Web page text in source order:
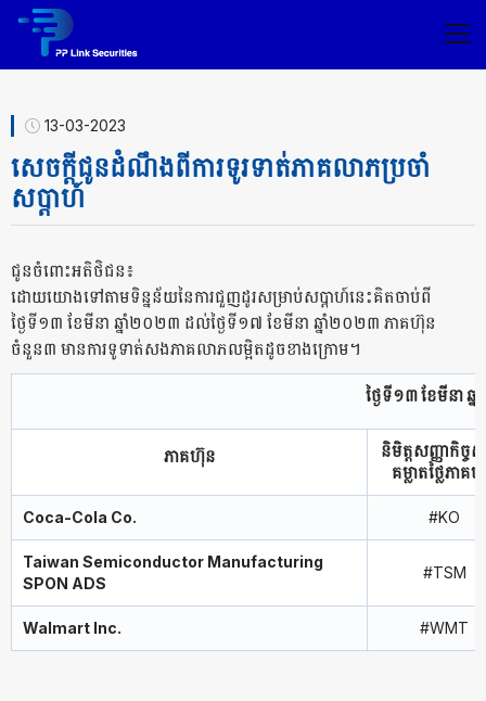
13-03-2023
សេចក្ដីជូនដំណឹងពីការទូរទាត់ភាគលាភប្រចាំ
សប្ដាហ៍
ជូនចំពោះអតិថិជន៖
​ដោយយោងទៅតាមទិន្នន័យនៃការជួញដូរសម្រាប់សប្ដាហ៍នេះគិតចាប់ពី
ថ្ងៃទី១៣ ខែមីនា​​ ឆ្នាំ២០២៣​ ដល់ថ្ងៃទី១៧ ​ខែមីនា ឆ្នាំ២០២៣ ភាគហ៊ុន
ចំនួន៣ មានការទូទាត់សងភាគលាភលម្អិតដូចខាងក្រោម។
ថ្ងៃទី១៣ ខែមីនា
ភាគហ៊ុន
និមិត្ដសញ្ញាកិច្ចស
គម្លាតថ្លៃភាគ
Coca-Cola Co. #KO
Taiwan Semiconductor Manufacturing
SPON ADS
#TSM
Walmart Inc. #WMT